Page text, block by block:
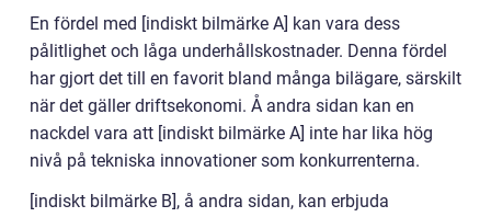
En fördel med [indiskt bilmärke A] kan vara dess
pålitlighet och låga underhållskostnader. Denna fördel
har gjort det till en favorit bland många bilägare, särskilt
när det gäller driftsekonomi. Å andra sidan kan en
nackdel vara att [indiskt bilmärke A] inte har lika hög
nivå på tekniska innovationer som konkurrenterna.
[indiskt bilmärke B], å andra sidan, kan erbjuda